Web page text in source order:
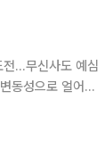
…무신사도 예심